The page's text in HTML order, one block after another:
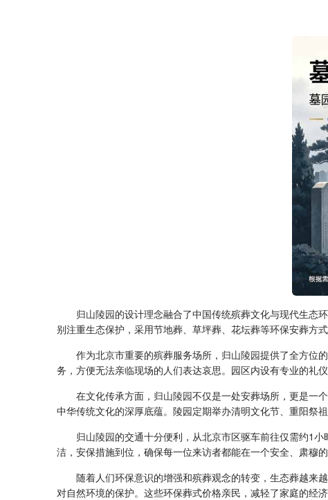
归山陵园的设计理念融合了中国传统殡葬文化与现代生态
别注重生态保护，采用节地葬、草坪葬、花坛葬等环保安葬方
作为北京市重要的殡葬服务场所， 归山陵园提供了全方位
务，方便无法亲临现场的人们表达哀思。园区内设有专业的礼
在文化传承方面， 归山陵园不仅是一处安葬场所，更是一
中华传统文化的深厚底蕴。陵园定期举办清明文化节、重阳祭
归山陵园的交通十分便利，从北京市区驱车前往仅需约1
洁，安保措施到位，确保每一位来访者都能在一个安全、肃穆的
随着人们环保意识的增强和殡葬观念的转变，生态葬越来越
对自然环境的保护。这些环保葬式价格亲民，减轻了家庭的经